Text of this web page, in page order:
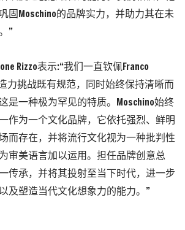
固Moschino的品牌实力，并助力其在未
”
Rizzo表示:“我们一直钦佩Franco
力挑战既有规范，同时始终保持清晰而
是一种极为罕见的特质。Moschino始终
作为一个文化品牌，它依托强烈、鲜明
而存在，并将流行文化视为一种批判性
审美语言加以运用。担任品牌创意总
传承，并将其投射至当下时代，进一步
及塑造当代文化想象力的能力。”